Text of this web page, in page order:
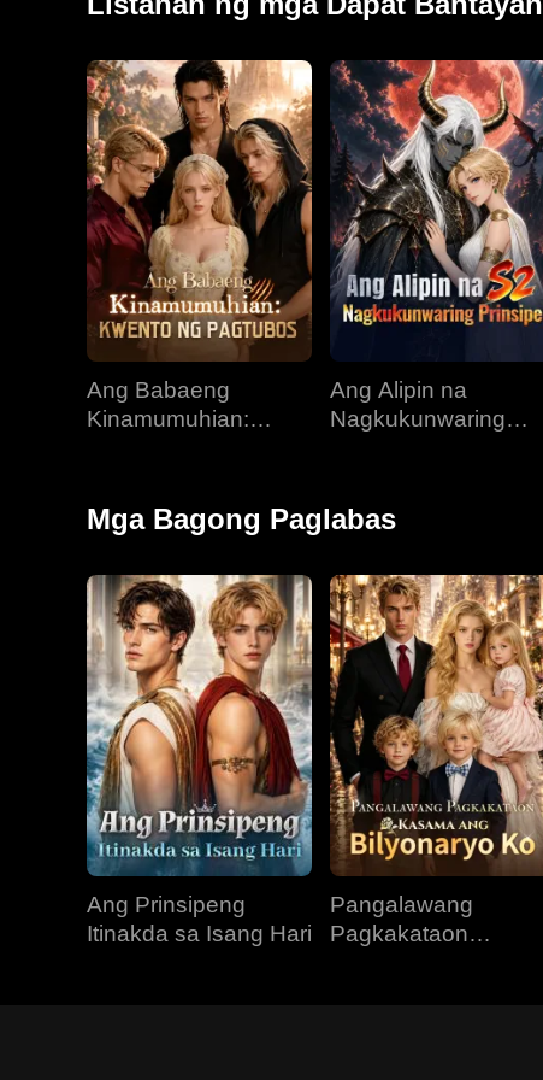
Ang Babaeng
Kinamumuhian:
Ang Alipin na
Nagkukunwaring
Mga Bagong Paglabas
Ang Prinsipeng
Itinakda sa Isang Hari
Pangalawang
Pagkakataon